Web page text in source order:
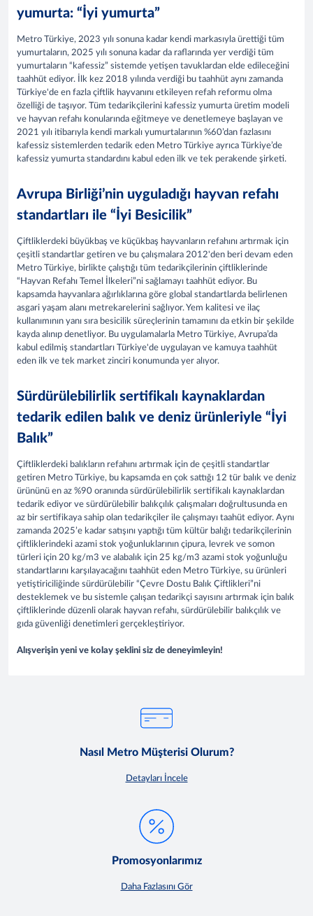
yumurta: “İyi yumurta”
Metro Türkiye, 2023 yılı sonuna kadar kendi markasıyla ürettiği tüm
yumurtaların, 2025 yılı sonuna kadar da raflarında yer verdiği tüm
yumurtaların “kafessiz” sistemde yetişen tavuklardan elde edileceğini
taahhüt ediyor. İlk kez 2018 yılında verdiği bu taahhüt aynı zamanda
Türkiye'de en fazla çiftlik hayvanını etkileyen refah reformu olma
özelliği de taşıyor. Tüm tedarikçilerini kafessiz yumurta üretim modeli
ve hayvan refahı konularında eğitmeye ve denetlemeye başlayan ve
2021 yılı itibarıyla kendi markalı yumurtalarının %60’dan fazlasını
kafessiz sistemlerden tedarik eden Metro Türkiye ayrıca Türkiye’de
kafessiz yumurta standardını kabul eden ilk ve tek perakende şirketi.
Avrupa Birliği’nin uyguladığı hayvan refahı
standartları ile “İyi Besicilik”
Çiftliklerdeki büyükbaş ve küçükbaş hayvanların refahını artırmak için
çeşitli standartlar getiren ve bu çalışmalara 2012'den beri devam eden
Metro Türkiye, birlikte çalıştığı tüm tedarikçilerinin çiftliklerinde
“Hayvan Refahı Temel İlkeleri”ni sağlamayı taahhüt ediyor. Bu
kapsamda hayvanlara ağırlıklarına göre global standartlarda belirlenen
asgari yaşam alanı metrekarelerini sağlıyor. Yem kalitesi ve ilaç
kullanımının yanı sıra besicilik süreçlerinin tamamını da etkin bir şekilde
kayda alınıp denetliyor. Bu uygulamalarla Metro Türkiye, Avrupa’da
kabul edilmiş standartları Türkiye'de uygulayan ve kamuya taahhüt
eden ilk ve tek market zinciri konumunda yer alıyor.
Sürdürülebilirlik sertifikalı kaynaklardan
tedarik edilen balık ve deniz ürünleriyle “İyi
Balık”
Çiftliklerdeki balıkların refahını artırmak için de çeşitli standartlar
getiren Metro Türkiye, bu kapsamda en çok sattığı 12 tür balık ve deniz
ürününü en az %90 oranında sürdürülebilirlik sertifikalı kaynaklardan
tedarik ediyor ve sürdürülebilir balıkçılık çalışmaları doğrultusunda en
az bir sertifikaya sahip olan tedarikçiler ile çalışmayı taahüt ediyor. Aynı
zamanda 2025’e kadar satışını yaptığı tüm kültür balığı tedarikçilerinin
çiftliklerindeki azami stok yoğunluklarının çipura, levrek ve somon
türleri için 20 kg/m3 ve alabalık için 25 kg/m3 azami stok yoğunluğu
standartlarını karşılayacağını taahhüt eden Metro Türkiye, su ürünleri
yetiştiriciliğinde sürdürülebilir “Çevre Dostu Balık Çiftlikleri”ni
desteklemek ve bu sistemle çalışan tedarikçi sayısını artırmak için balık
çiftliklerinde düzenli olarak hayvan refahı, sürdürülebilir balıkçılık ve
gıda güvenliği denetimleri gerçekleştiriyor.
Alışverişin yeni ve kolay şeklini siz de deneyimleyin!
Nasıl Metro Müşterisi Olurum?
Detayları İncele
Promosyonlarımız
Daha Fazlasını Gör